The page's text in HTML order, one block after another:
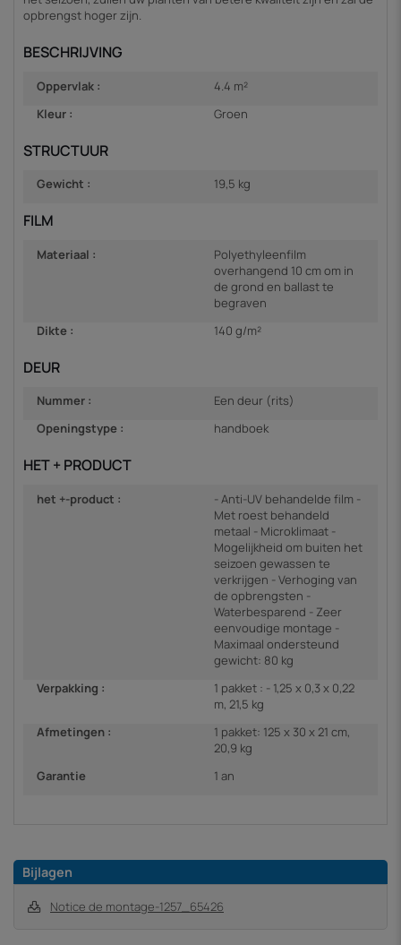
opbrengst hoger zijn.
BESCHRIJVING
Oppervlak :
4.4 m²
Kleur :
Groen
STRUCTUUR
Gewicht : 19,5 kg
FILM
Materiaal :
Polyethyleenfilm
overhangend 10 cm om in
de grond en ballast te
begraven
Dikte :
140 g/m²
DEUR
Nummer :
Een deur (rits)
Openingstype :
handboek
HET + PRODUCT
het +-product :
- Anti-UV behandelde film -
Met roest behandeld
metaal - Microklimaat -
Mogelijkheid om buiten het
seizoen gewassen te
verkrijgen - Verhoging van
de opbrengsten -
Waterbesparend - Zeer
eenvoudige montage -
Maximaal ondersteund
gewicht: 80 kg
Verpakking :
1 pakket : - 1,25 x 0,3 x 0,22
m, 21,5 kg
Afmetingen :
1 pakket: 125 x 30 x 21 cm,
20,9 kg
Garantie
1 an
Bijlagen
Notice de montage-1257_65426